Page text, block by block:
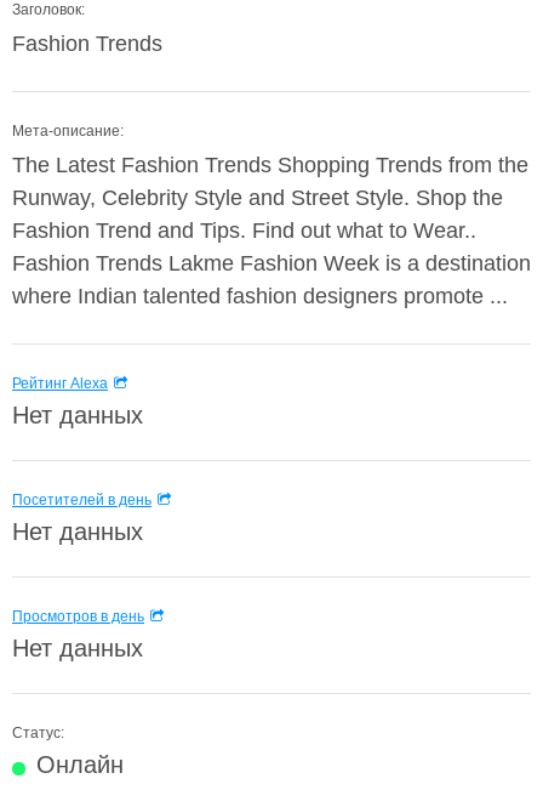
Заголовок:
Fashion Trends
Мета-описание:
The Latest Fashion Trends Shopping Trends from the
Runway, Celebrity Style and Street Style. Shop the
Fashion Trend and Tips. Find out what to Wear..
Fashion Trends Lakme Fashion Week is a destination
where Indian talented fashion designers promote ...
Рейтинг Alexa
Нет данных
Посетителей в день
Нет данных
Просмотров в день
Нет данных
Статус:
Онлайн